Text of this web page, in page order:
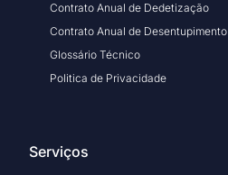
Contrato Anual de Dedetização
Contrato Anual de Desentupimento
Glossário Técnico
Politica de Privacidade
Serviços